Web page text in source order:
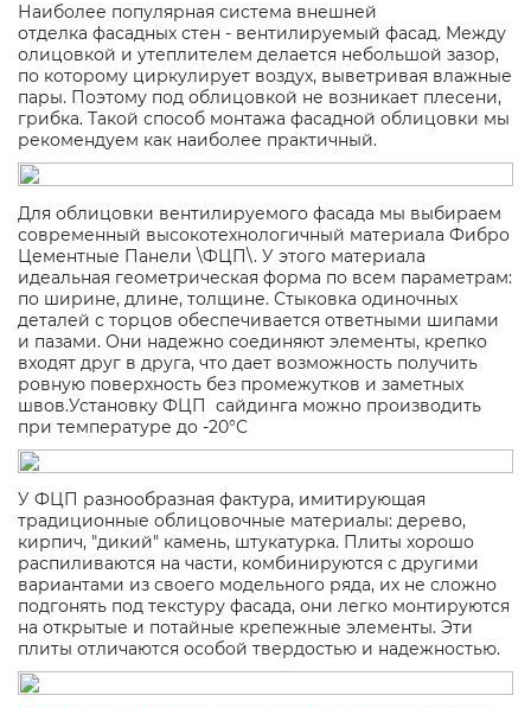
Наиболее популярная система внешней
отделка фасадных стен - вентилируемый фасад. Между
олицовкой и утеплителем делается небольшой зазор,
по которому циркулирует воздух, выветривая влажные
пары. Поэтому под облицовкой не возникает плесени,
грибка. Такой способ монтажа фасадной облицовки мы
рекомендуем как наиболее практичный.
Для облицовки вентилируемого фасада мы выбираем
современный высокотехнологичный материала Фибро
Цементные Панели \ФЦП\. У этого материала
идеальная геометрическая форма по всем параметрам:
по ширине, длине, толщине. Стыковка одиночных
деталей с торцов обеспечивается ответными шипами
и пазами. Они надежно соединяют элементы, крепко
входят друг в друга, что дает возможность получить
ровную поверхность без промежутков и заметных
швов.Установку ФЦП сайдинга можно производить
при температуре до -20°С
У ФЦП разнообразная фактура, имитирующая
традиционные облицовочные материалы: дерево,
кирпич, "дикий" камень, штукатурка. Плиты хорошо
распиливаются на части, комбинируются с другими
вариантами из своего модельного ряда, их не сложно
подгонять под текстуру фасада, они легко монтируются
на открытые и потайные крепежные элементы. Эти
плиты отличаются особой твердостью и надежностью.